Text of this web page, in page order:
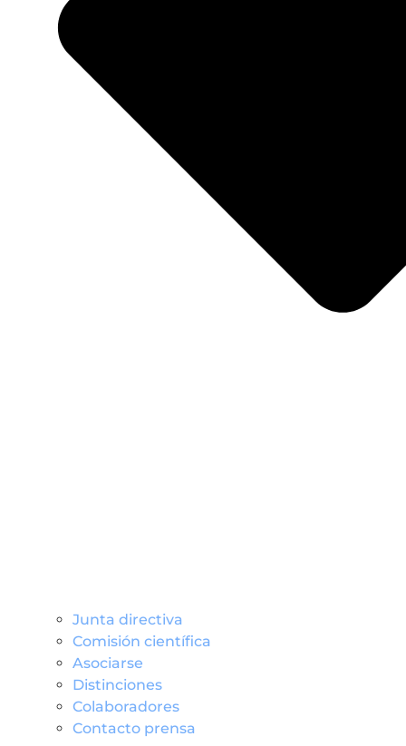
Junta directiva
Comisión científica
Asociarse
Distinciones
Colaboradores
Contacto prensa